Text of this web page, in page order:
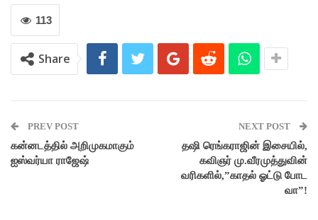
113
Share
PREV POST
கன்னடத்தில் அறிமுகமாகும்
ஐஸ்வர்யா ராஜேஷ்
NEXT POST
தஷி ரெங்கராஜின் இசையில்,
கவிஞர் மு.வீரமுத்துவின்
வரிகளில்,”காதல் ஓட்டு போட
வா”!